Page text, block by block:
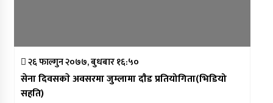
२६ फाल्गुन २०७७, बुधबार १६:५०
सेना दिवसकाे अवसरमा जुम्लामा दाैड प्रतियोगिता(भिडियो
सहति)